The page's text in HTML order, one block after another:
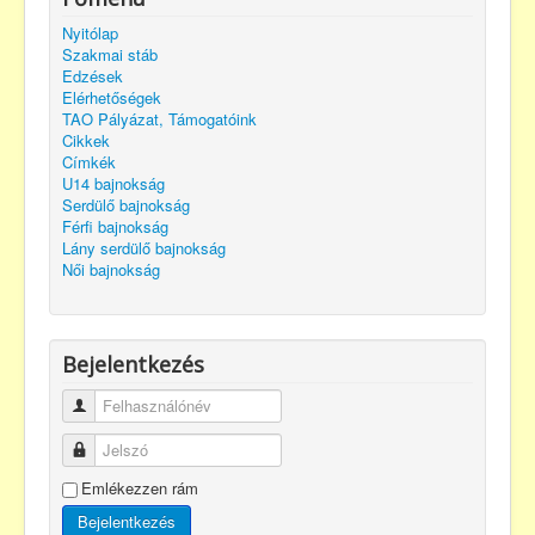
Nyitólap
Szakmai stáb
Edzések
Elérhetőségek
TAO Pályázat, Támogatóink
Cikkek
Címkék
U14 bajnokság
Serdülő bajnokság
Férfi bajnokság
Lány serdülő bajnokság
Női bajnokság
Bejelentkezés
Felhasználónév
Jelszó
Emlékezzen rám
Bejelentkezés